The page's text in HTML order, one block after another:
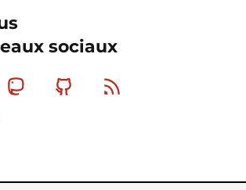
sociaux
MastodonGithub